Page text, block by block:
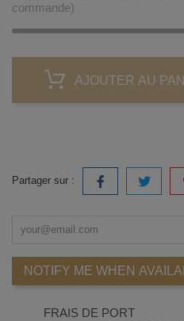
commande)
AJOUTER AU
Partager sur :
NOTIFY ME WHEN
FRAIS DE PORT